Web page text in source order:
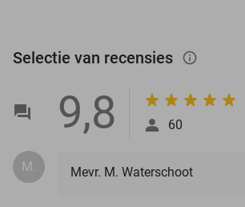
Selectie van recensies info_outlined
9,8 60
M. Mevr. M. Waterschoot